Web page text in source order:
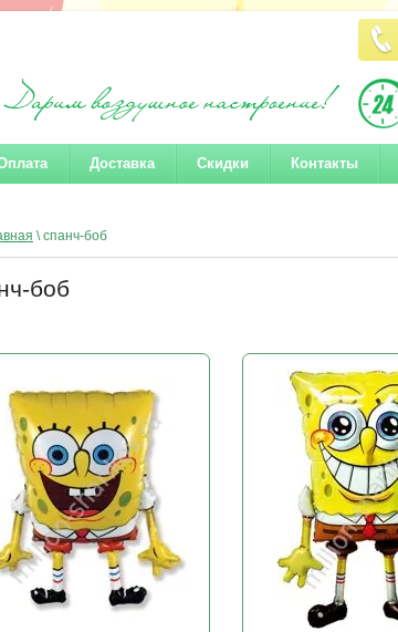
Доставка Скидки Контакты
\ спанч-боб
боб